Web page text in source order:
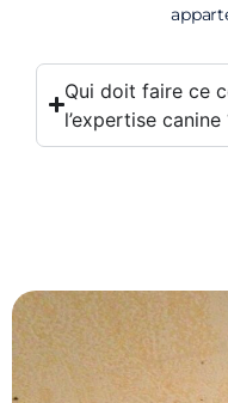
Qui doit faire ce
l’expertise canine